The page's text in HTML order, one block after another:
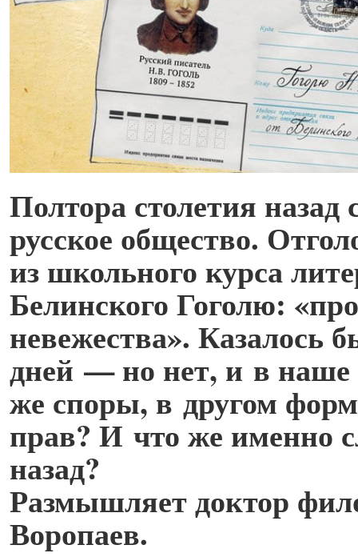
Полтора столетия
русское общество.
из школьного курса
Белинского Гоголю:
невежества». Казалось
дней — но нет, и в наше
же споры, в другом
прав? И что же именно
назад?
Размышляет доктор
Воропаев.